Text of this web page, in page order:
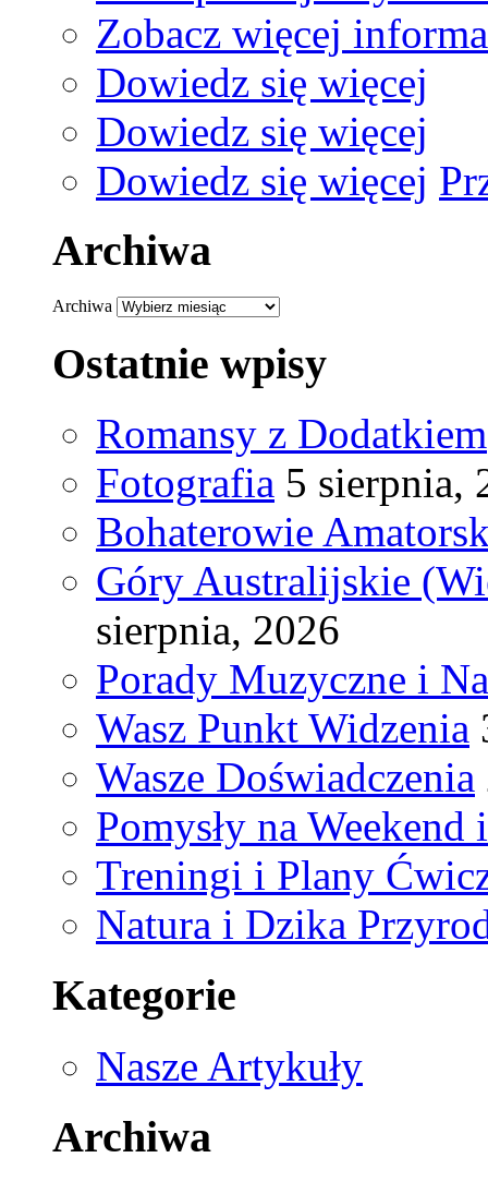
Zobacz więcej
Dowiedz się więcej
Dowiedz się więcej
Dowiedz się więcej
Archiwa
Archiwa
Ostatnie wpisy
Romansy z Dodatkiem
Fotografia 5 sierpnia,
Bohaterowie
Góry Australijskie
sierpnia, 2026
Porady Muzyczne i
Wasz Punkt Widzenia
Wasze Doświadczenia
Pomysły na
Treningi i Plany
Natura i Dzika
Kategorie
Nasze Artykuły
Archiwa